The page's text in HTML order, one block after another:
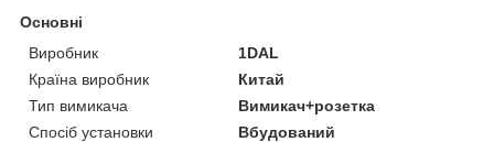
Основні
Виробник
1DAL
Країна виробник
Китай
Тип вимикача
Вимикач+розетка
Спосіб установки
Вбудований